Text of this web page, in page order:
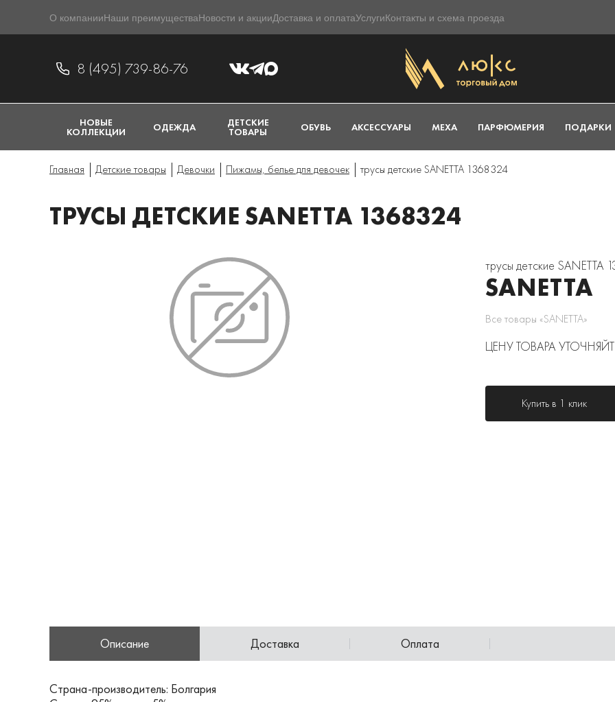
О компанииНаши преимуществаНовости и акцииДоставка и оплатаУслугиКонтакты и схема проезда
8 (495) 739-86-76
НОВЫЕ
КОЛЛЕКЦИИ ОДЕЖДА ДЕТСКИЕ
ТОВАРЫ ОБУВЬ АКСЕССУАРЫ МЕХА ПАРФЮМЕРИЯ ПОДАРКИ
Главная Детские товары Девочки Пижамы, белье для девочек трусы детские SANETTA 1368324
ТРУСЫ ДЕТСКИЕ SANETTA 1368324
трусы детские SANETTA
SANETTA
Все товары «SANETTA»
ЦЕНУ ТОВАРА
Купить в 1 клик
Описание Доставка Оплата
Страна-производитель: Болгария